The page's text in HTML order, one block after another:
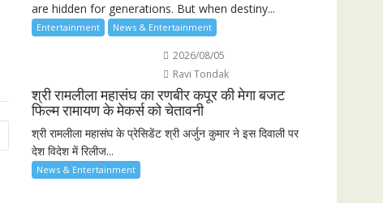
are hidden for generations. But when destiny...
Entertainment News & Entertainment
2026/08/05
Ravi Tondak
श्री रामलीला महासंघ का रणबीर कपूर की मेगा बजट
फिल्म रामायण के मेकर्स को चेतावनी
श्री रामलीला महासंघ के प्रेसिडेंट श्री अर्जुन कुमार ने इस दिवाली पर
देश विदेश में रिलीज...
News & Entertainment